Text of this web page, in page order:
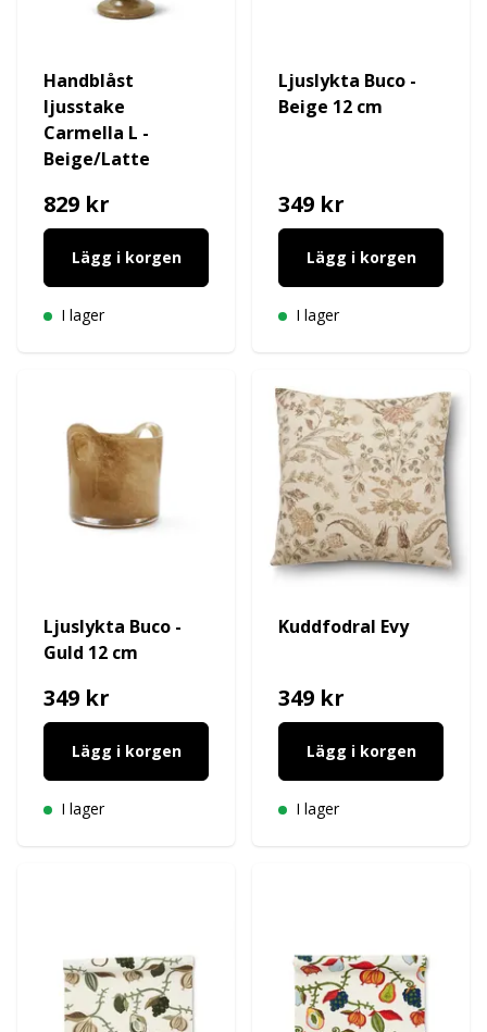
Handblåst
ljusstake
Carmella L -
Beige/Latte
829 kr
Lägg i korgen
I lager
Ljuslykta Buco -
Beige 12 cm
349 kr
Lägg i korgen
I lager
Ljuslykta Buco -
Guld 12 cm
349 kr
Lägg i korgen
I lager
Kuddfodral Evy
349 kr
Lägg i korgen
I lager